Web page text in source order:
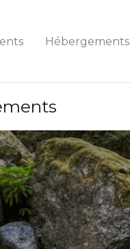
Hébergements